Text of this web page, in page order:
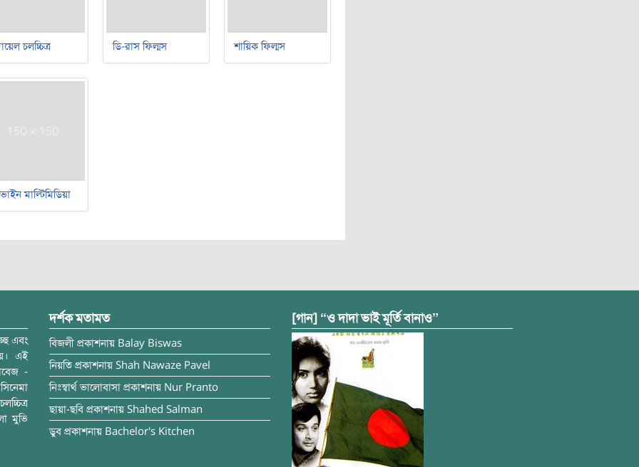
চলচ্চিত্র ডি-রাস ফিল্মস শায়িক ফিল্মস
মাল্টিমিডিয়া
এবং
এই
-
মুভি
দর্শক মতামত
বিজলী প্রকাশনায় Balay Biswas
নিয়তি প্রকাশনায় Shah Nawaze Pavel
নিঃস্বার্থ ভালোবাসা প্রকাশনায় Nur Pranto
ছায়া-ছবি প্রকাশনায় Shahed Salman
ডুব প্রকাশনায় Bachelor's Kitchen
[গান] “ও দাদা ভাই মূর্তি বানাও”